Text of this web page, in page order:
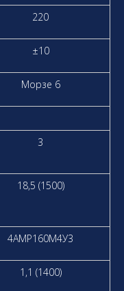
220
±10
Морзе 6
3
18,5 (1500)
4АМР160М4У3
1,1 (1400)